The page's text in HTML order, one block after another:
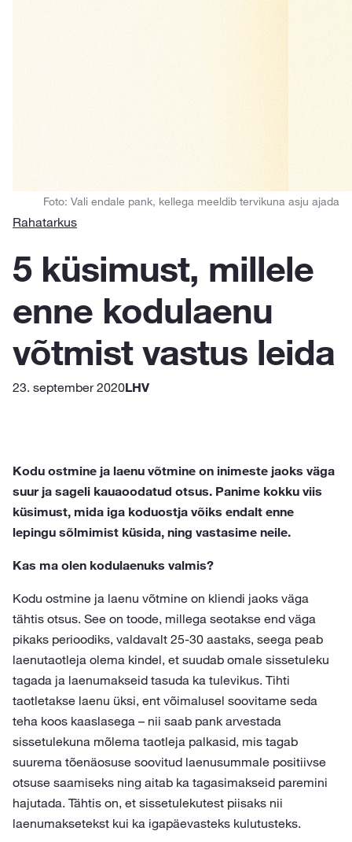
Foto: Vali endale pank, kellega meeldib tervikuna asju ajada
Rahatarkus
5 küsimust, millele
enne kodulaenu
võtmist vastus leida
23. september 2020LHV
Kodu ostmine ja laenu võtmine on inimeste jaoks väga
suur ja sageli kauaoodatud otsus. Panime kokku viis
küsimust, mida iga koduostja võiks endalt enne
lepingu sõlmimist küsida, ning vastasime neile.
Kas ma olen kodulaenuks valmis?
Kodu ostmine ja laenu võtmine on kliendi jaoks väga
tähtis otsus. See on toode, millega seotakse end väga
pikaks perioodiks, valdavalt 25-30 aastaks, seega peab
laenutaotleja olema kindel, et suudab omale sissetuleku
tagada ja laenumakseid tasuda ka tulevikus. Tihti
taotletakse laenu üksi, ent võimalusel soovitame seda
teha koos kaaslasega – nii saab pank arvestada
sissetulekuna mõlema taotleja palkasid, mis tagab
suurema tõenäosuse soovitud laenusummale positiivse
otsuse saamiseks ning aitab ka tagasimakseid paremini
hajutada. Tähtis on, et sissetulekutest piisaks nii
laenumaksetekst kui ka igapäevasteks kulutusteks.